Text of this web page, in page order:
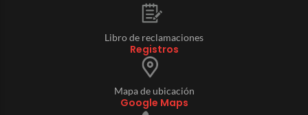
Libro de reclamaciones
Registros
Mapa de ubicación
Google Maps